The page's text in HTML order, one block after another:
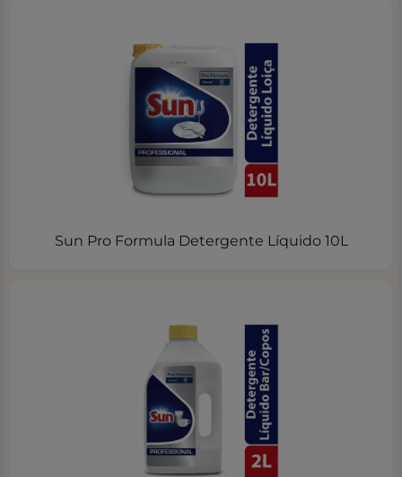
Sun Pro Formula Detergente Líquido 10L